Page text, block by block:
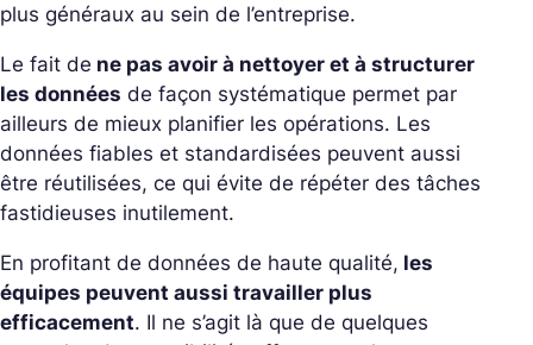
plus généraux au sein de l’entreprise.
Le fait de ne pas avoir à nettoyer et à structurer
les données de façon systématique permet par
ailleurs de mieux planifier les opérations. Les
données fiables et standardisées peuvent aussi
être réutilisées, ce qui évite de répéter des tâches
fastidieuses inutilement.
En profitant de données de haute qualité, les
équipes peuvent aussi travailler plus
efficacement. Il ne s’agit là que de quelques